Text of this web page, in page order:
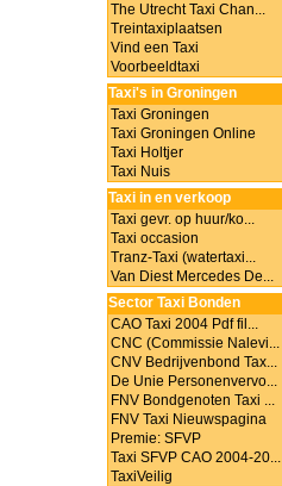
The Utrecht Taxi Chan...
Treintaxiplaatsen
Vind een Taxi
Voorbeeldtaxi
Taxi's in Groningen
Taxi Groningen
Taxi Groningen Online
Taxi Holtjer
Taxi Nuis
Taxi in en verkoop
Taxi gevr. op huur/ko...
Taxi occasion
Tranz-Taxi (watertaxi...
Van Diest Mercedes De...
Sector Taxi Bonden
CAO Taxi 2004 Pdf fil...
CNC (Commissie Nalevi...
CNV Bedrijvenbond Tax...
De Unie Personenvervo...
FNV Bondgenoten Taxi ...
FNV Taxi Nieuwspagina
Premie: SFVP
Taxi SFVP CAO 2004-20...
TaxiVeilig